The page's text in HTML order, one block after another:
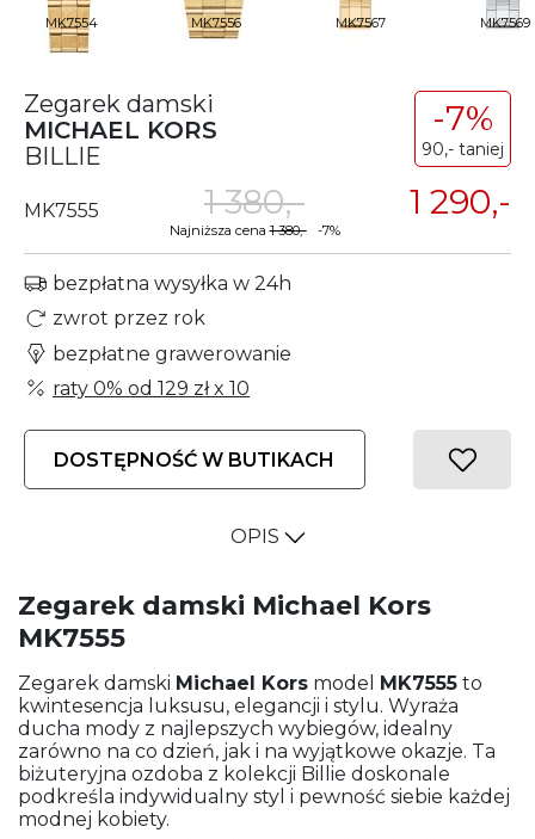
MK7554 MK7556 MK7567 MK7569
Zegarek damski
MICHAEL KORS
BILLIE
-7%
90,- taniej
MK7555 1 290,-
1 380,-
Najniższa cena1 380,--7%
bezpłatna wysyłka w 24h
zwrot przez rok
bezpłatne grawerowanie
raty 0% od 129 złx 10
DOSTĘPNOŚĆ W BUTIKACH
OPIS
Zegarek damski Michael Kors
MK7555
Zegarek damski Michael Kors model MK7555 to
kwintesencja luksusu, elegancji i stylu. Wyraża
ducha mody z najlepszych wybiegów, idealny
zarówno na co dzień, jak i na wyjątkowe okazje. Ta
biżuteryjna ozdoba z kolekcji Billie doskonale
podkreśla indywidualny styl i pewność siebie każdej
modnej kobiety.